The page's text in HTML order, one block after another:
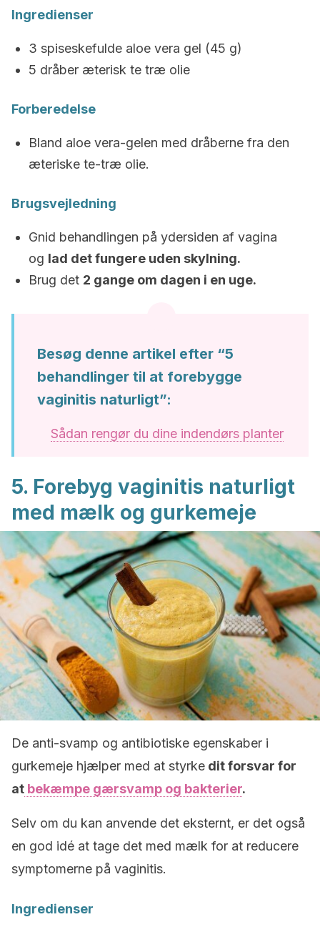
Ingredienser
3 spiseskefulde aloe vera gel (45 g)
5 dråber æterisk te træ olie
Forberedelse
Bland aloe vera-gelen med dråberne fra den
æteriske te-træ olie.
Brugsvejledning
Gnid behandlingen på ydersiden af ​​vagina
og lad det fungere uden skylning.
Brug det 2 gange om dagen i en uge.
Besøg denne artikel efter “5
behandlinger til at forebygge
vaginitis naturligt”:
Sådan rengør du dine indendørs planter
5. Forebyg vaginitis naturligt
med mælk og gurkemeje
De anti-svamp og antibiotiske egenskaber i
gurkemeje hjælper med at styrke dit forsvar for
at bekæmpe gærsvamp og bakterier.
Selv om du kan anvende det eksternt, er det også
en god idé at tage det med mælk for at reducere
symptomerne på vaginitis.
Ingredienser